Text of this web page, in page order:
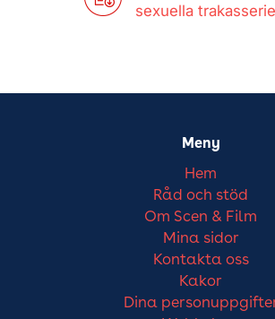
sexuella
Meny
Hem
Råd och stöd
Om Scen & Film
Mina sidor
Kontakta oss
Kakor
Dina